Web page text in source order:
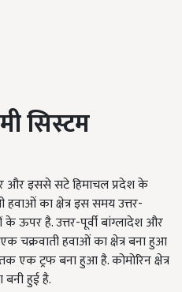
सिस्टम
और इससे सटे हिमाचल प्रदेश के
का क्षेत्र इस समय उत्तर-
ऊपर है. उत्तर-पूर्वी बांग्लादेश और
चक्रवाती हवाओं का क्षेत्र बना हुआ
एक ट्रफ बना हुआ है. कोमोरिन क्षेत्र
हुई है.